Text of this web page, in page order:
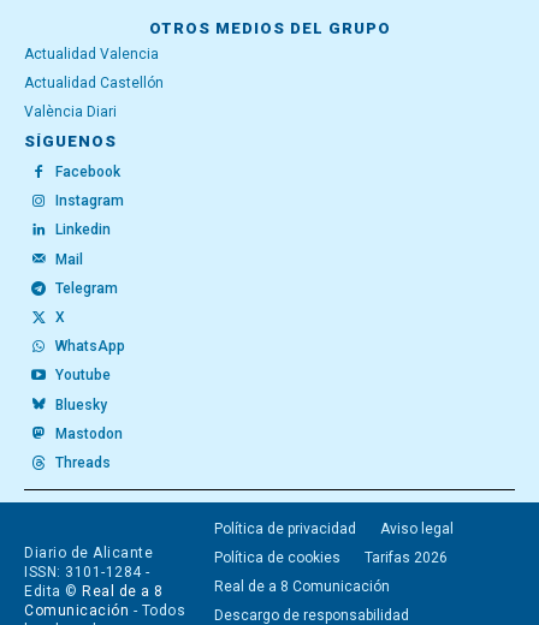
OTROS MEDIOS DEL GRUPO
Actualidad Valencia
Actualidad Castellón
València Diari
SÍGUENOS
Facebook
Instagram
Linkedin
Mail
Telegram
X
WhatsApp
Youtube
Bluesky
Mastodon
Threads
Diario de Alicante
ISSN: 3101-1284 -
Edita © Real de a 8
Comunicación - Todos
Política de privacidad
Aviso legal
Política de cookies
Tarifas 2026
Real de a 8 Comunicación
Descargo de responsabilidad